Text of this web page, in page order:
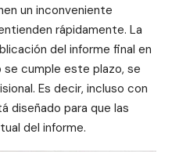
un inconveniente
rápidamente. La
del informe final en
se cumple este plazo, se
Es decir, incluso con
diseñado para que las
del informe.